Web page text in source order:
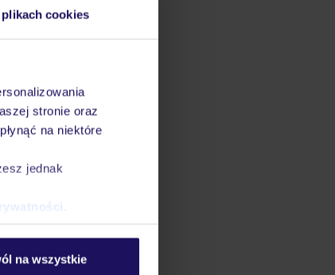
plikach cookies
stronie oraz
na niektóre
jednak
na wszystkie